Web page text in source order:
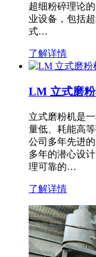
超细粉碎理论
业设备，包括
式…
了解详情
LM 立式磨
立式磨粉机是
量低、耗能高
公司多年先进
多年的潜心设
理可靠的…
了解详情